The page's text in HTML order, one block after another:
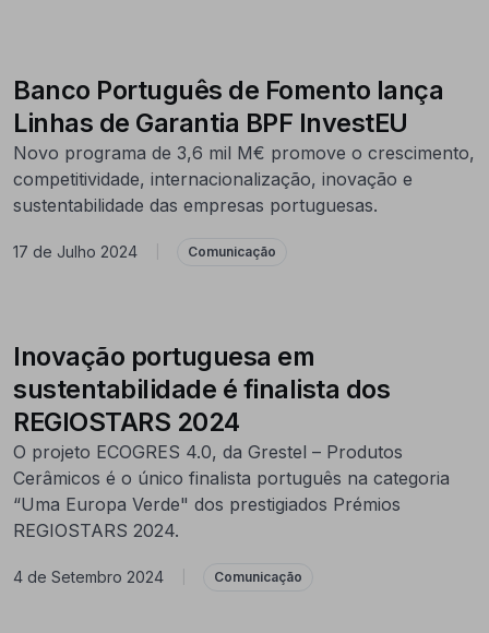
Banco Português de Fomento lança
Linhas de Garantia BPF InvestEU
Novo programa de 3,6 mil M€ promove o crescimento,
competitividade, internacionalização, inovação e
sustentabilidade das empresas portuguesas.
17 de Julho 2024 Comunicação
Inovação portuguesa em
sustentabilidade é finalista dos
REGIOSTARS 2024
O projeto ECOGRES 4.0, da Grestel – Produtos
Cerâmicos é o único finalista português na categoria
“Uma Europa Verde" dos prestigiados Prémios
REGIOSTARS 2024.
4 de Setembro 2024 Comunicação